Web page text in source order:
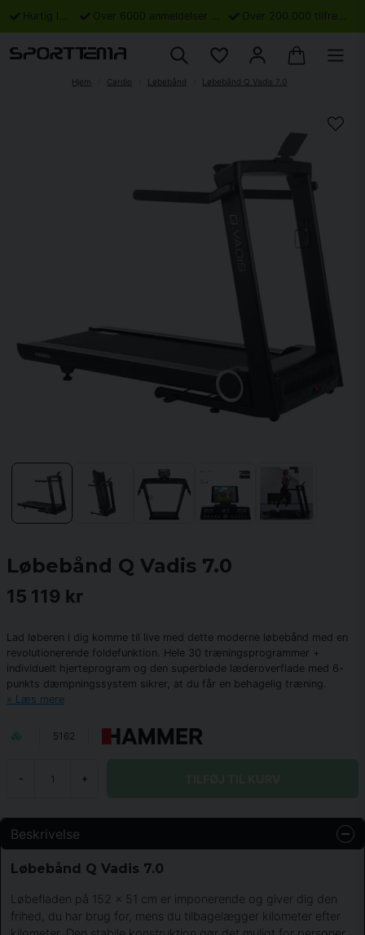
Hurtig levering Over 6000 anmeldelser på Trustpilot Over 200.000 tilfredse kunder
Hjem Cardio Løbebånd Løbebånd Q Vadis 7.0
Løbebånd Q Vadis 7.0
15 119 kr
Lad løberen i dig komme til live med dette moderne løbebånd med en
revolutionerende foldefunktion. Hele 30 træningsprogrammer +
individuelt hjerteprogram og den superbløde læderoverflade med 6-
punkts dæmpningssystem sikrer, at du får en behagelig træning.
Læs mere
5162
- +
Beskrivelse
Løbebånd Q Vadis 7.0
Løbefladen på 152 x 51 cm er imponerende og giver dig den
frihed, du har brug for, mens du tilbagelægger kilometer efter